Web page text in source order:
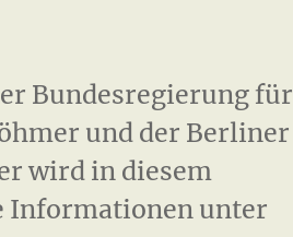
Bundesregierung für
und der Berliner
wird in diesem
Informationen unter